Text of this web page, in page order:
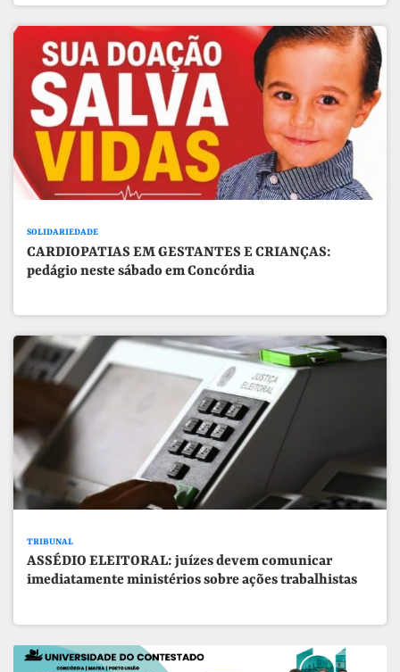
SOLIDARIEDADE
CARDIOPATIAS EM GESTANTES E CRIANÇAS:
pedágio neste sábado em Concórdia
TRIBUNAL
ASSÉDIO ELEITORAL: juízes devem comunicar
imediatamente ministérios sobre ações trabalhistas